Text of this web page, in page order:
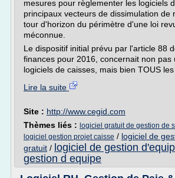
mesures pour règlementer les logiciels
principaux vecteurs de dissimulation de
tour d'horizon du périmètre d'une loi
méconnue.
Le dispositif initial prévu par l'article 88
finances pour 2016, concernait non pas
logiciels de caisses, mais bien TOUS les
Lire la suite
Site : http://www.cegid.com
Thèmes liés : logiciel gratuit de gestion de
logiciel gestion projet caisse / logiciel de
gratuit / logiciel de gestion
gestion d equipe